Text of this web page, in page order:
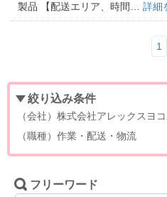
製品 【配送エリア、時間… 詳細
1
絞り込み条件
（会社）株式会社アレックスヨ
（職種）作業・配送・物流
フリーワード